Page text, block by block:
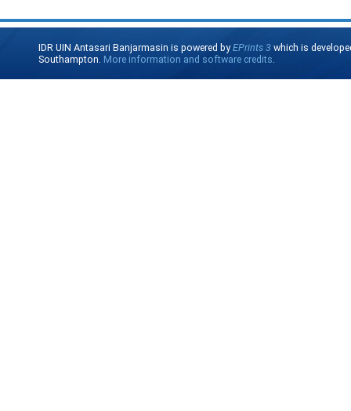
IDR UIN Antasari Banjarmasin is powered byEPrints 3 which is
Southampton. More information and software credits.